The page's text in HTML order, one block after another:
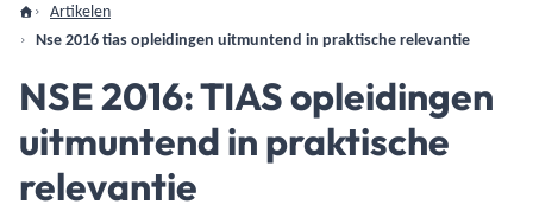
Artikelen
Nse 2016 tias opleidingen uitmuntend in praktische relevantie
NSE 2016: TIAS opleidingen
uitmuntend in praktische
relevantie